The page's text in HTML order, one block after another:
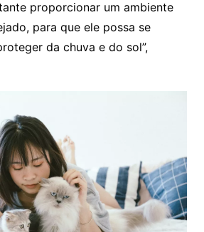
proporcionar um ambiente
para que ele possa se
da chuva e do sol”,